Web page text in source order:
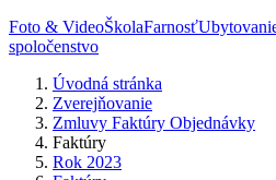
Foto & VideoŠkolaFarnosť
spoločenstvo
Úvodná stránka
Zverejňovanie
Zmluvy Faktúry Objednávky
Faktúry
Rok 2023